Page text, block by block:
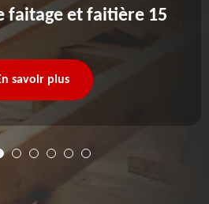
faitage et faitière 15
savoir plus